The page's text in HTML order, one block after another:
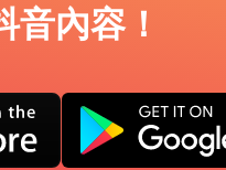
音內容！